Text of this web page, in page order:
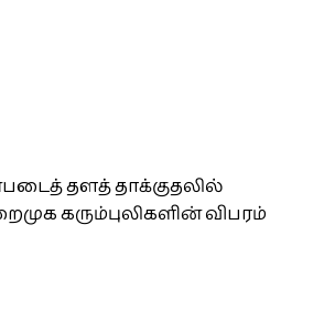
தளத் தாக்குதலில்
கரும்புலிகளின் விபரம்